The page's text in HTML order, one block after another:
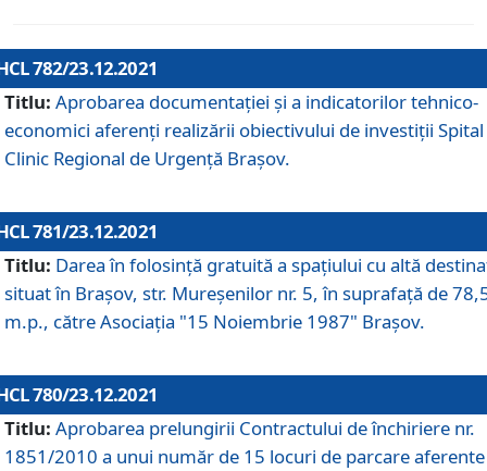
782/23.12.2021
Titlu: Aprobarea documentației și a indicatorilor tehnico-
economici aferenți realizării obiectivului de investiții Spital
Clinic Regional de Urgență Brașov.
781/23.12.2021
Titlu: Darea în folosinţă gratuită a spaţiului cu altă
situat în Braşov, str. Mureşenilor nr. 5, în suprafaţă de
m.p., către Asociaţia "15 Noiembrie 1987" Braşov.
780/23.12.2021
Titlu: Aprobarea prelungirii Contractului de închiriere nr.
1851/2010 a unui număr de 15 locuri de parcare aferente